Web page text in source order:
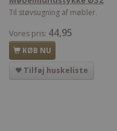
Til støvsugning af møbler.
Vores pris: 44,95
KØB NU
Tilføj huskeliste